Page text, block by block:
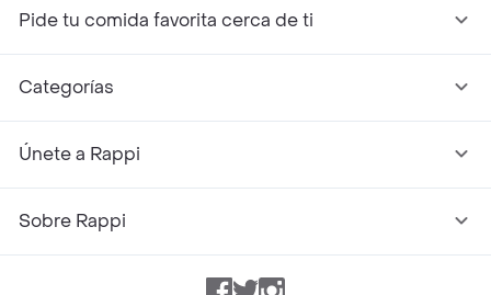
Pide tu comida favorita cerca de ti
Categorías
Únete a Rappi
Sobre Rappi
Facebook
TwitterInstagram